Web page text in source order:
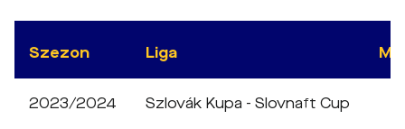
Szezon Liga
2023/2024 Szlovák Kupa - Slovnaft Cup